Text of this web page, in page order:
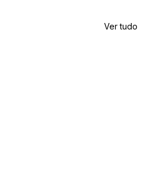
Ver tudo